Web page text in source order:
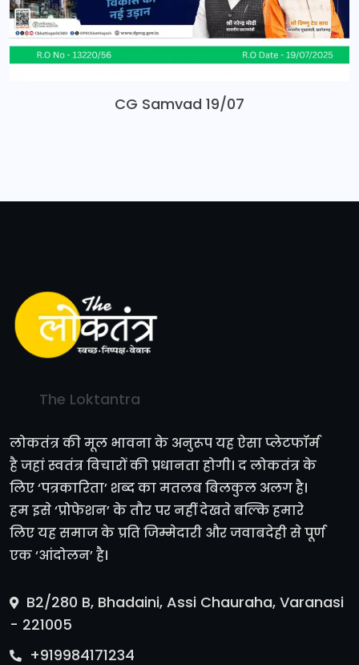
CG Samvad 19/07
The Loktantra
लोकतंत्र की मूल भावना के अनुरूप यह ऐसा प्लेटफॉर्म
है जहां स्वतंत्र विचारों की प्रधानता होगी। द लोकतंत्र के
लिए ‘पत्रकारिता’ शब्द का मतलब बिलकुल अलग है।
हम इसे ‘प्रोफेशन’ के तौर पर नहीं देखते बल्कि हमारे
लिए यह समाज के प्रति जिम्मेदारी और जवाबदेही से पूर्ण
एक ‘आंदोलन’ है।
B2/280 B, Bhadaini, Assi Chauraha, Varanasi
- 221005
+919984171234